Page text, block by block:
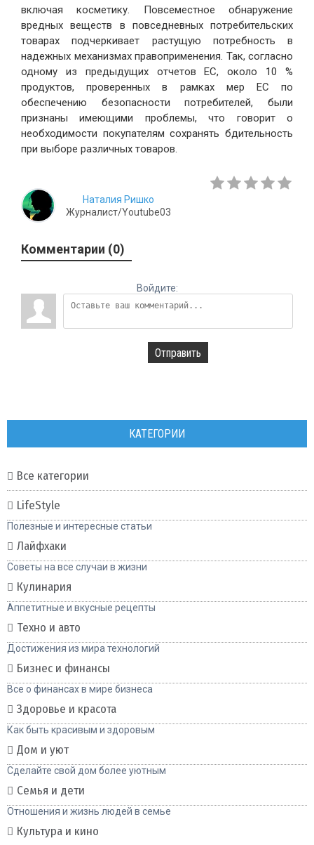
включая косметику. Повсеместное обнаружение
вредных веществ в повседневных потребительских
товарах подчеркивает растущую потребность в
надежных механизмах правоприменения. Так, согласно
одному из предыдущих отчетов ЕС, около 10 %
продуктов, проверенных в рамках мер ЕС по
обеспечению безопасности потребителей, были
признаны имеющими проблемы, что говорит о
необходимости покупателям сохранять бдительность
при выборе различных товаров.
Наталия Ришко
Журналист/Youtube03
Комментарии (0)
Войдите:
Отправить
КАТЕГОРИИ
Все категории
LifeStyle
Полезные и интересные статьи
Лайфхаки
Советы на все случаи в жизни
Кулинария
Аппетитные и вкусные рецепты
Техно и авто
Достижения из мира технологий
Бизнес и финансы
Все о финансах в мире бизнеса
Здоровье и красота
Как быть красивым и здоровым
Дом и уют
Сделайте свой дом более уютным
Семья и дети
Отношения и жизнь людей в семье
Культура и кино